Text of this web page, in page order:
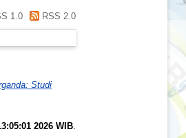
1.0 RSS 2.0
Studi
2026 WIB